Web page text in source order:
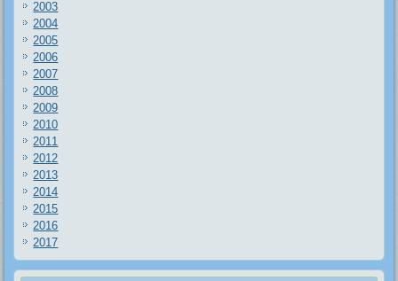
2003
2004
2005
2006
2007
2008
2009
2010
2011
2012
2013
2014
2015
2016
2017